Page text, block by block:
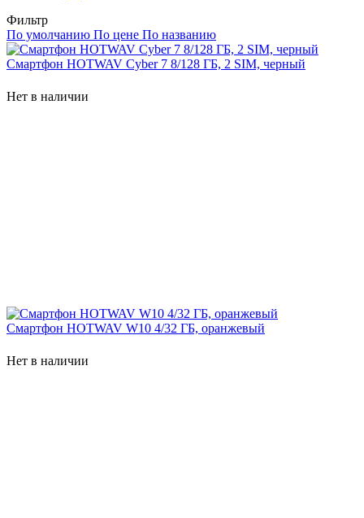
Фильтр
По умолчанию По цене По названию
Смартфон HOTWAV Cyber 7 8/128 ГБ, 2 SIM, черный
Нет в наличии
Смартфон HOTWAV W10 4/32 ГБ, оранжевый
Нет в наличии